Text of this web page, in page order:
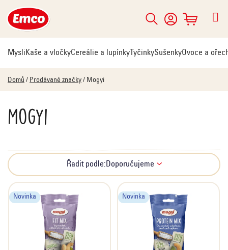
na
obsah
Hledat
NÁKUPNÍ
KOŠÍK
MysliKaše a vločkyCereálie a lupínky TyčinkySušenkyOvoce a
Domů / Prodávané značky / Mogyi
Mogyi
Ř
a
z
e
Řadit podle:Doporučujeme
V
ý Novinka Novinka